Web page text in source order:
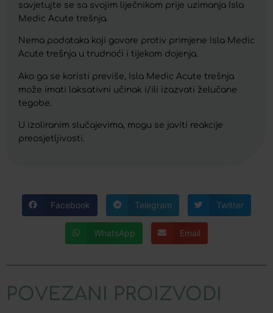
savjetujte se sa svojim liječnikom prije uzimanja Isla
Medic Acute trešnja.
Nema podataka koji govore protiv primjene Isla Medic
Acute trešnja u trudnoći i tijekom dojenja.
Ako ga se koristi previše, Isla Medic Acute trešnja
može imati laksativni učinak i/ili izazvati želučane
tegobe.
U izoliranim slučajevima, mogu se javiti reakcije
preosjetljivosti.
Facebook Telegram Twitter
WhatsApp Email
POVEZANI PROIZVODI